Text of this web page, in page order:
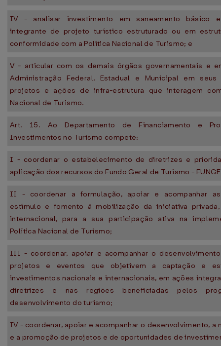
IV - analisar investimento em saneamento básico
integrante de projeto turístico estruturado ou em
conformidade com a Política Nacional de Turismo; e
V - articular com os demais órgãos governamentais e
Administração Federal, Estadual e Municipal em seus
projetos e ações de infra-estrutura que interagem
Nacional de Turismo.
Art. 15. Ao Departamento de Financiamento e
Investimentos no Turismo compete:
I - coordenar o estabelecimento de diretrizes e
aplicação dos recursos do Fundo Geral de Turismo -
II - coordenar a formulação, apoiar e acompanhar
estímulo e fomento à mobilização da iniciativa
internacional, para a sua participação ativa na
Política Nacional de Turismo;
III - coordenar, apoiar e acompanhar o
projetos e eventos que objetivem a captação e
investimentos nacionais e internacionais, em ações
diretrizes e nas regiões beneficiadas pelos
desenvolvimento do turismo;
IV - coordenar, apoiar e acompanhar o desenvolvimento, a
e a promoção de projetos e de oportunidades de